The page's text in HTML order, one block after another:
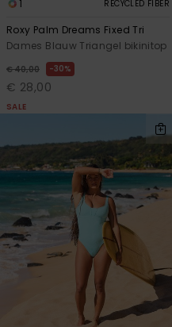
1 RECYCLED FIBER
Roxy Palm Dreams Fixed Tri
Dames Blauw Triangel bikinitop
€ 40,00 30%
€ 28,00
SALE